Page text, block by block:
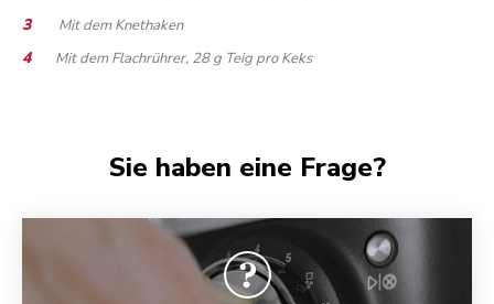
Mit dem Knethaken
Mit dem Flachrührer, 28 g Teig pro Keks
Sie haben eine Frage?